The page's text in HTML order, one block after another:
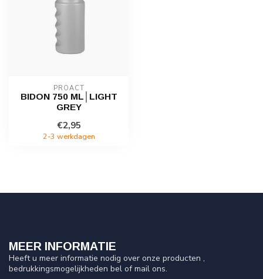
PROACT
BIDON 750 ML│LIGHT
GREY
€2,95
2-3 werkdagen
MEER INFORMATIE
Heeft u meer informatie nodig over onze producten ,
bedrukkingsmogelijkheden bel of mail ons.